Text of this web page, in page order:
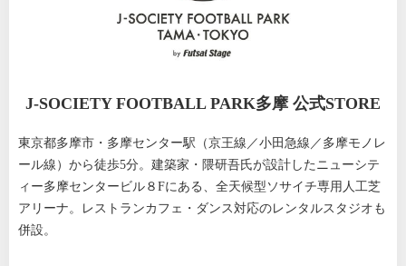
J-SOCIETY FOOTBALL PARK多摩 公式STORE
東京都多摩市・多摩センター駅（京王線／小田急線／多摩モノレ
ール線）から徒歩5分。建築家・隈研吾氏が設計したニューシテ
ィー多摩センタービル８Fにある、全天候型ソサイチ専用人工芝
アリーナ。レストランカフェ・ダンス対応のレンタルスタジオも
併設。